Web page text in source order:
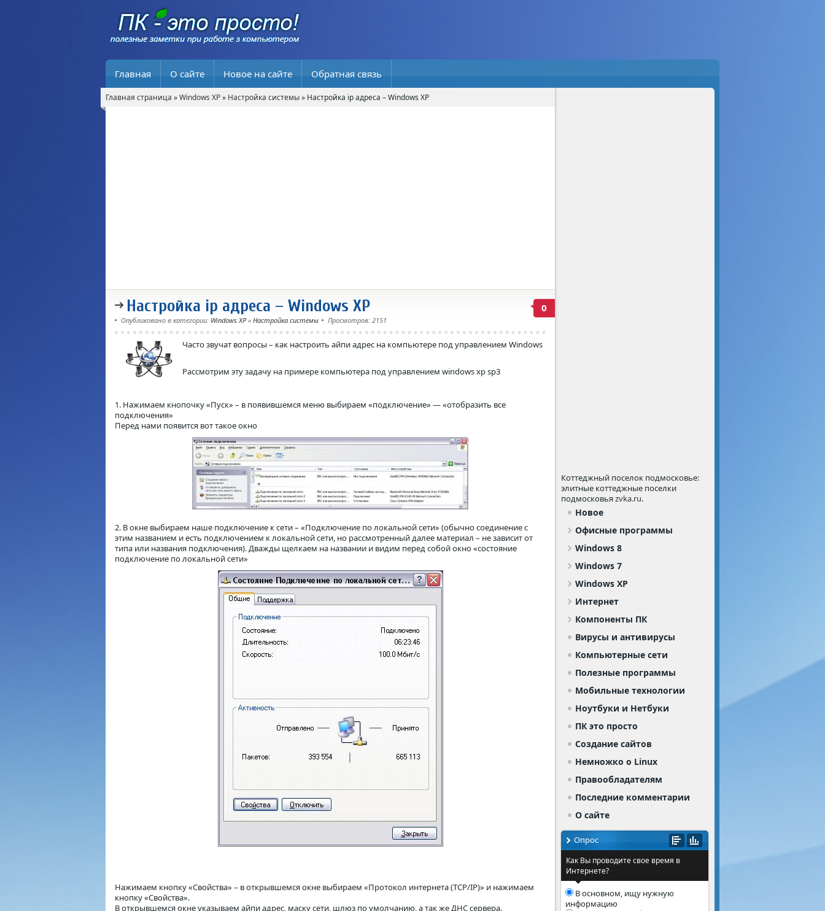
Главная О сайте Новое на сайте Обратная связь
Коттеджный поселок подмосковье:
элитные коттеджные поселки
подмосковьяzvka.ru.
Новое
Офисные программы
Windows 8
Windows 7
Windows XP
Интернет
Компоненты ПК
Вирусы и антивирусы
Компьютерные сети
Полезные программы
Мобильные технологии
Ноутбуки и Нетбуки
ПК это просто
Создание сайтов
Немножко о Linux
Правообладателям
Последние комментарии
О сайте
Опрос
Как Вы проводите свое время в
Интернете?
В основном, ищу нужную
информацию
Главная страница »Windows XP» Настройка системы» Настройка ip адреса – Windows XP
0
Настройка ip адреса – Windows XP
Опубликовано в категории: Windows XP» Настройка системы Просмотров: 2151
Часто звучат вопросы – как настроить айпи адрес на компьютере под управлением Windows
Рассмотрим эту задачу на примере компьютера под управлением windows xp sp3
1. Нажимаем кнопочку «Пуск» – в появившемся меню выбираем «подключение» — «отобразить все
подключения»
Перед нами появится вот такое окно
2. В окне выбираем наше подключение к сети – «Подключение по локальной сети» (обычно соединение с
этим названием и есть подключением к локальной сети, но рассмотренный далее материал – не зависит от
типа или названия подключения). Дважды щелкаем на названии и видим перед собой окно «состояние
подключение по локальной сети»
Нажимаем кнопку «Свойства» – в открывшемся окне выбираем «Протокол интернета (TCP/IP)» и нажимаем
кнопку «Свойства».
В открывшемся окне указываем айпи адрес, маску сети, шлюз по умолчанию, а так же ДНС сервера.